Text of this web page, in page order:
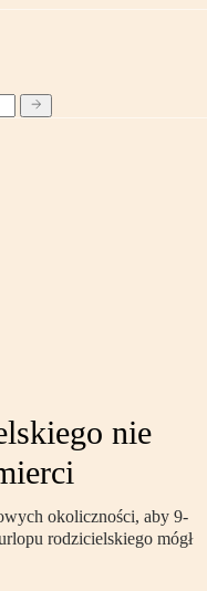
nie
okoliczności, aby 9-
rodzicielskiego mógł